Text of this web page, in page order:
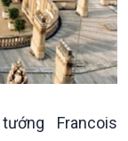
& Biển đảo
Francois